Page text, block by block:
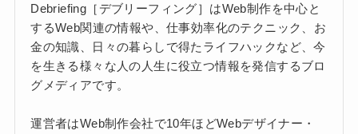
Debriefing［デブリーフィング］はWeb制作を中心と
するWeb関連の情報や、仕事効率化のテクニック、お
金の知識、日々の暮らしで得たライフハックなど、今
を生きる様々な人の人生に役立つ情報を発信するブロ
グメディアです。
運営者はWeb制作会社で10年ほどWebデザイナー・